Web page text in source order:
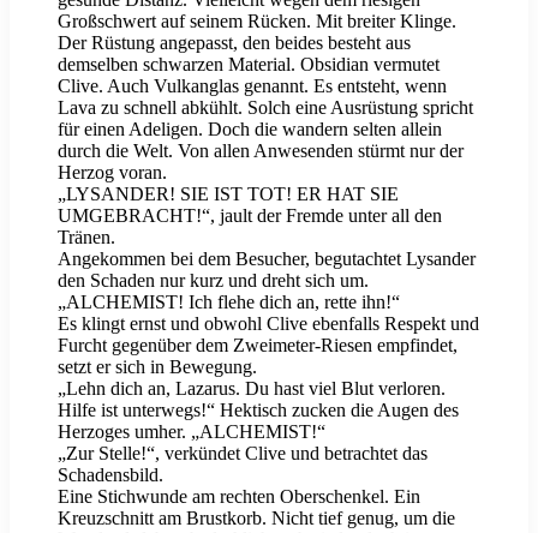
Großschwert auf seinem Rücken. Mit breiter Klinge.
Der Rüstung angepasst, den beides besteht aus
demselben schwarzen Material. Obsidian vermutet
Clive. Auch Vulkanglas genannt. Es entsteht, wenn
Lava zu schnell abkühlt. Solch eine Ausrüstung spricht
für einen Adeligen. Doch die wandern selten allein
durch die Welt. Von allen Anwesenden stürmt nur der
Herzog voran.
„LYSANDER! SIE IST TOT! ER HAT SIE
UMGEBRACHT!“, jault der Fremde unter all den
Tränen.
Angekommen bei dem Besucher, begutachtet Lysander
den Schaden nur kurz und dreht sich um.
„ALCHEMIST! Ich flehe dich an, rette ihn!“
Es klingt ernst und obwohl Clive ebenfalls Respekt und
Furcht gegenüber dem Zweimeter-Riesen empfindet,
setzt er sich in Bewegung.
„Lehn dich an, Lazarus. Du hast viel Blut verloren.
Hilfe ist unterwegs!“ Hektisch zucken die Augen des
Herzoges umher. „ALCHEMIST!“
„Zur Stelle!“, verkündet Clive und betrachtet das
Schadensbild.
Eine Stichwunde am rechten Oberschenkel. Ein
Kreuzschnitt am Brustkorb. Nicht tief genug, um die